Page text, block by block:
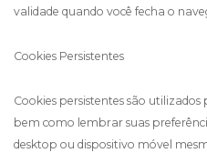
validade quando você fecha o
Cookies Persistentes
Cookies persistentes são
bem como lembrar suas
desktop ou dispositivo móvel